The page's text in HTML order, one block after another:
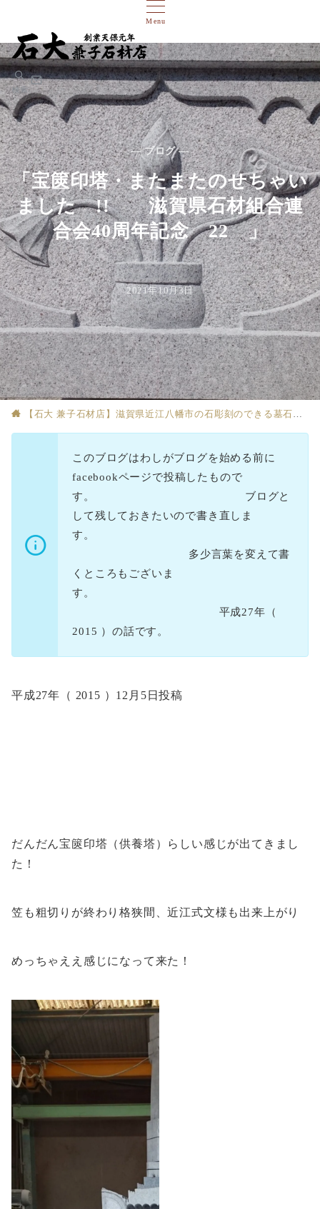
Menu
検索
— ブログ —
「宝篋印塔・またまたのせちゃい
ました !! 滋賀県石材組合連
合会40周年記念 22 」
2021年10月3日
【石大 兼子石材店】滋賀県近江八幡市の石彫刻のできる墓石店
このブログはわしがブログを始める前に
facebookページで投稿したもので
す。 ブログと
して残しておきたいので書き直しま
す。
多少言葉を変えて書
くところもございま
す。
平成27年（
2015 ）の話です。
平成27年（ 2015 ）12月5日投稿
だんだん宝篋印塔（供養塔）らしい感じが出てきまし
た！
笠も粗切りが終わり格狭間、近江式文様も出来上がり
めっちゃええ感じになって来た！